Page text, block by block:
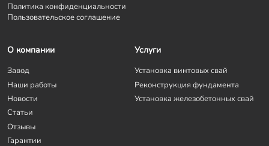
Политика конфиденциальности
Пользовательское соглашение
О компании
Завод
Наши работы
Новости
Статьи
Отзывы
Гарантии
Услуги
Установка винтовых свай
Реконструкция фундамента
Установка железобетонных свай